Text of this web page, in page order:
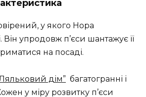
у якого Нора
упродовж п’єси шантажує її
на посаді.
дім” багатогранні і
у міру розвитку п’єси